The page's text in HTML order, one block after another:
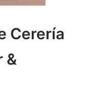
Cerería
&